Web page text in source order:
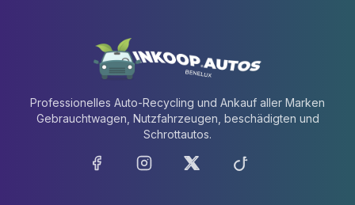
Professionelles Auto-Recycling und Ankauf aller Marken
Gebrauchtwagen, Nutzfahrzeugen, beschädigten und
Schrottautos.